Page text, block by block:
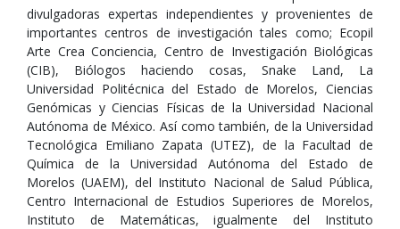
divulgadoras expertas independientes y provenientes de
importantes centros de investigación tales como; Ecopil
Arte Crea Conciencia, Centro de Investigación Biológicas
(CIB), Biólogos haciendo cosas, Snake Land, La
Universidad Politécnica del Estado de Morelos, Ciencias
Genómicas y Ciencias Físicas de la Universidad Nacional
Autónoma de México. Así como también, de la Universidad
Tecnológica Emiliano Zapata (UTEZ), de la Facultad de
Química de la Universidad Autónoma del Estado de
Morelos (UAEM), del Instituto Nacional de Salud Pública,
Centro Internacional de Estudios Superiores de Morelos,
Instituto de Matemáticas, igualmente del Instituto